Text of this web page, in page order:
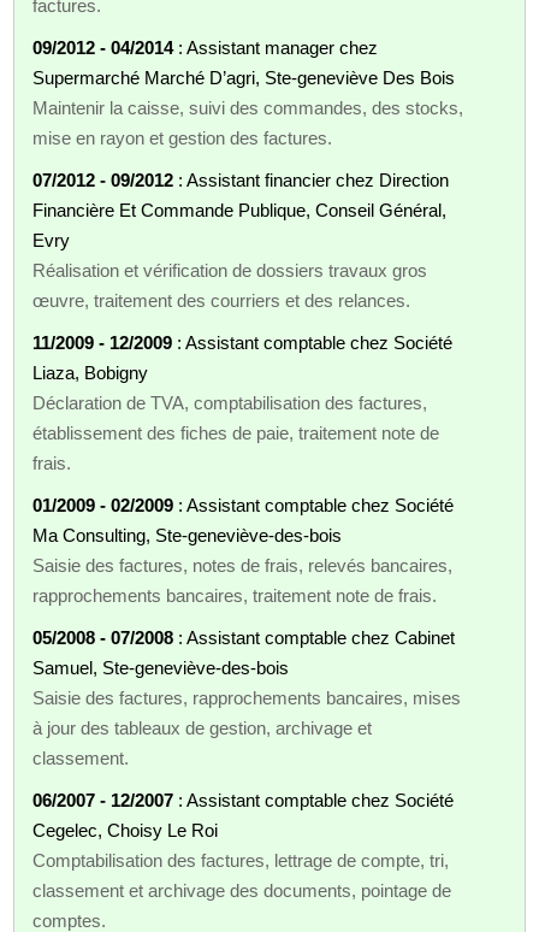
factures.
09/2012 - 04/2014: Assistant manager chez
Supermarché Marché D’agri, Ste-geneviève Des Bois
Maintenir la caisse, suivi des commandes, des stocks,
mise en rayon et gestion des factures.
07/2012 - 09/2012 : Assistant financier chez Direction
Financière Et Commande Publique, Conseil Général,
Evry
Réalisation et vérification de dossiers travaux gros
œuvre, traitement des courriers et des relances.
11/2009 - 12/2009 : Assistant comptable chez Société
Liaza, Bobigny
Déclaration de TVA, comptabilisation des factures,
établissement des fiches de paie, traitement note de
frais.
01/2009 - 02/2009 : Assistant comptable chez Société
Ma Consulting, Ste-geneviève-des-bois
Saisie des factures, notes de frais, relevés bancaires,
rapprochements bancaires, traitement note de frais.
05/2008 - 07/2008 : Assistant comptable chez Cabinet
Samuel, Ste-geneviève-des-bois
Saisie des factures, rapprochements bancaires, mises
à jour des tableaux de gestion, archivage et
classement.
06/2007 - 12/2007 : Assistant comptable chez Société
Cegelec, Choisy Le Roi
Comptabilisation des factures, lettrage de compte, tri,
classement et archivage des documents, pointage de
comptes.